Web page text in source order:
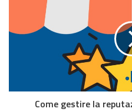
Come gestire la